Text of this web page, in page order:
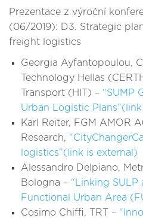
Prezentace z výroční
(06/2019): D3. Strategic
freight logistics
Georgia Ayfantopoulou,
Technology Hellas
Transport (HIT) – “SUMP
Urban Logistic
Karl Reiter, FGM AMOR
Research,
logistics”(link is external)
Alessandro Delpiano,
Bologna – “Linking SULP
Functional Urban Area
Cosimo Chiffi, TRT –